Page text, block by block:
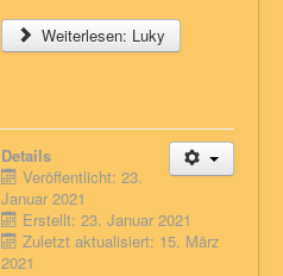
Weiterlesen: Luky
Details
Veröffentlicht: 23.
Januar 2021
Erstellt: 23. Januar 2021
Zuletzt aktualisiert: 15. März
2021